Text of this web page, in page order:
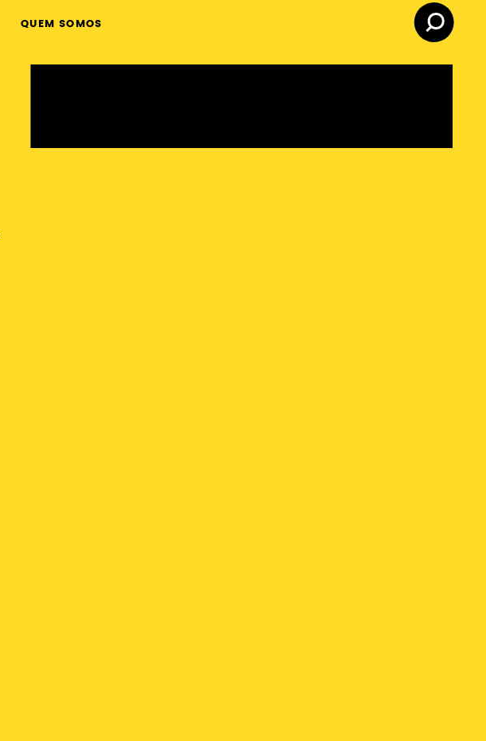
QUEM SOMOS